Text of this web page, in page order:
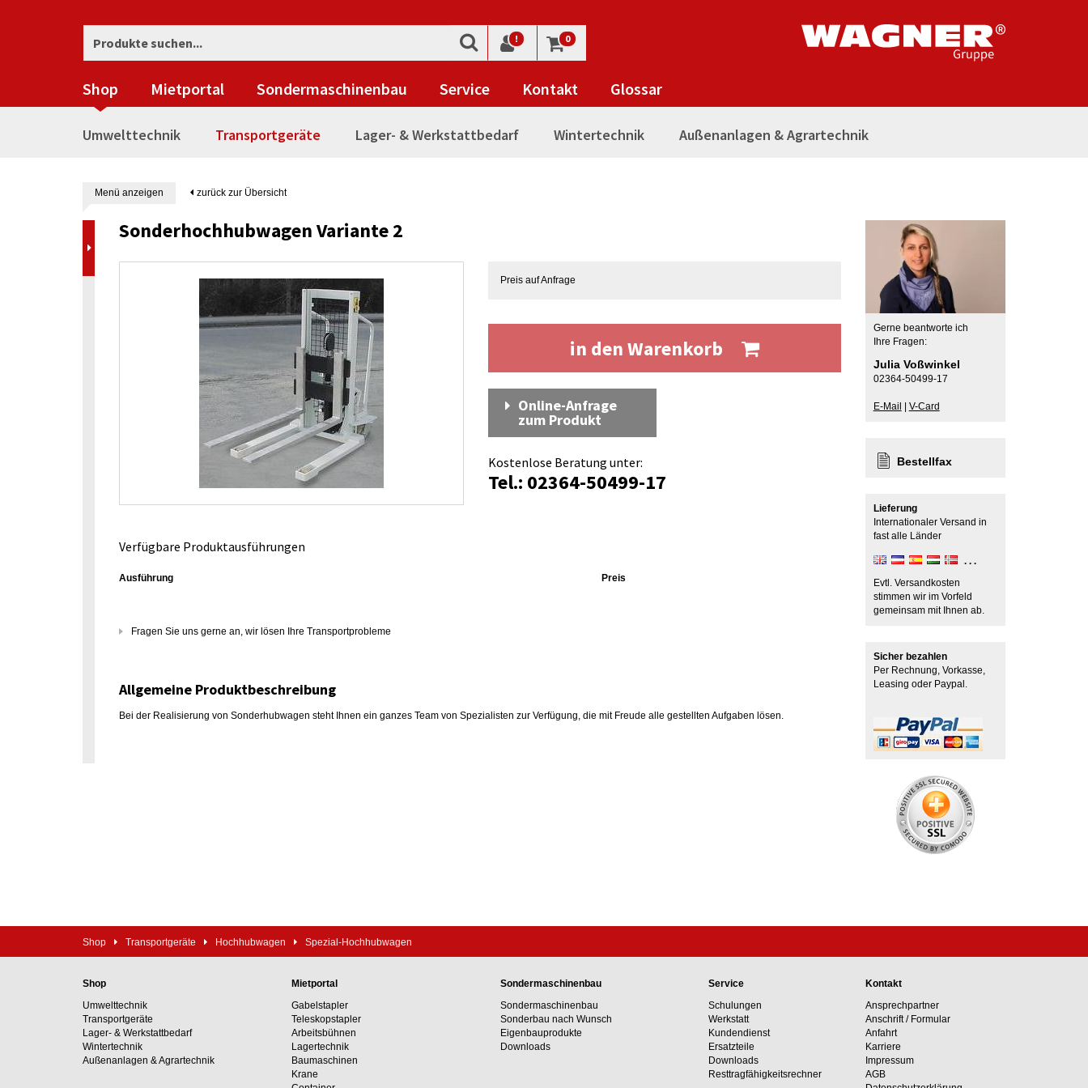
! 0
Shop Mietportal Sondermaschinenbau Service Kontakt Glossar
Umwelttechnik Transportgeräte Lager- & Werkstattbedarf Wintertechnik Außenanlagen & Agrartechnik
Menü anzeigen zurück zur Übersicht
Sonderhochhubwagen Variante 2
Preis auf Anfrage
in den Warenkorb
Online-Anfrage
zum Produkt
Kostenlose Beratung unter:
Tel.: 02364-50499-17
Verfügbare Produktausführungen
Ausführung Preis
Fragen Sie uns gerne an, wir lösen Ihre Transportprobleme
Allgemeine Produktbeschreibung
Bei der Realisierung von Sonderhubwagen steht Ihnen ein ganzes Team von Spezialisten zur Verfügung, die mit Freude alle gestellten Aufgaben lösen.
Gerne beantworte ich
Ihre Fragen:
Julia Voßwinkel
02364-50499-17
E-Mail V-Card
Bestellfax
Lieferung
Internationaler Versand in
fast alle Länder
Evtl. Versandkosten
stimmen wir im Vorfeld
gemeinsam mit Ihnen ab.
Sicher bezahlen
Per Rechnung, Vorkasse,
Leasing oder Paypal.
Shop Transportgeräte Hochhubwagen Spezial-Hochhubwagen
Shop
Umwelttechnik
Transportgeräte
Lager- & Werkstattbedarf
Wintertechnik
Außenanlagen & Agrartechnik
Mietportal
Gabelstapler
Teleskopstapler
Arbeitsbühnen
Lagertechnik
Baumaschinen
Krane
Sondermaschinenbau
Sondermaschinenbau
Sonderbau nach Wunsch
Eigenbauprodukte
Downloads
Service
Schulungen
Werkstatt
Kundendienst
Ersatzteile
Downloads
Resttragfähig­keits­rechner
Kontakt
Ansprechpartner
Anschrift / Formular
Anfahrt
Karriere
Impressum
AGB